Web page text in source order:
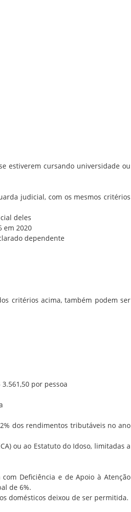
cursando universidade ou
judicial, com os mesmos critérios
deles
em 2020
dependente
critérios acima, também podem ser
por pessoa
dos rendimentos tributáveis no ano
ou ao Estatuto do Idoso, limitadas a
Deficiência e de Apoio à Atenção
de 6%.
domésticos deixou de ser permitida.